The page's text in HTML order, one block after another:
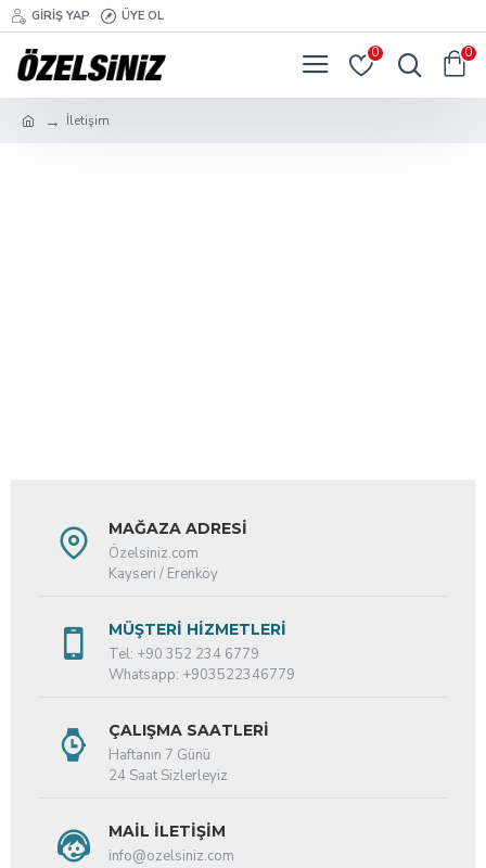
GIRIŞ YAP ÜYE OL
0 0
İletişim
MAĞAZA ADRESI
Özelsiniz.com
Kayseri / Erenköy
MÜŞTERI HIZMETLERI
Tel: +90 352 234 6779
Whatsapp: +903522346779
ÇALIŞMA SAATLERI
Haftanın 7 Günü
24 Saat Sizlerleyiz
MAIL İLETIŞIM
info@ozelsiniz.com